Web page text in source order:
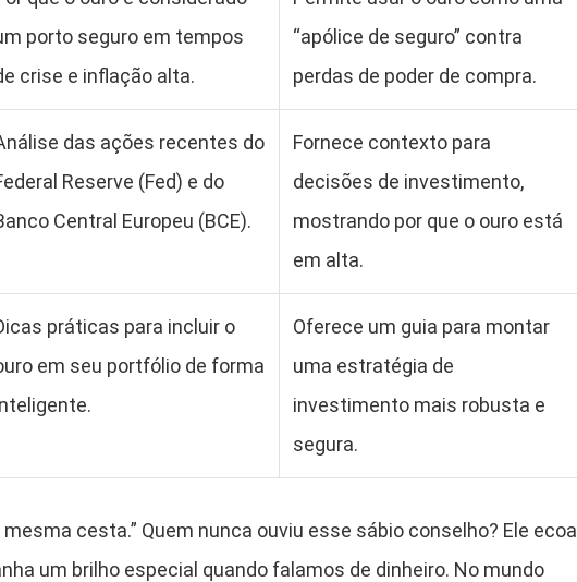
porto seguro em tempos
crise e inflação alta.
“apólice de seguro” contra
perdas de poder de compra.
das ações recentes do
Reserve (Fed) e do
Central Europeu (BCE).
Fornece contexto para
decisões de investimento,
mostrando por que o ouro está
em alta.
práticas para incluir o
em seu portfólio de forma
Oferece um guia para montar
uma estratégia de
investimento mais robusta e
segura.
cesta.” Quem nunca ouviu esse sábio conselho? Ele ecoa
um brilho especial quando falamos de dinheiro. No mundo